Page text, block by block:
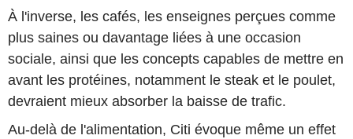
À l'inverse, les cafés, les enseignes perçues comme
plus saines ou davantage liées à une occasion
sociale, ainsi que les concepts capables de mettre en
avant les protéines, notamment le steak et le poulet,
devraient mieux absorber la baisse de trafic.
Au-delà de l'alimentation, Citi évoque même un effet